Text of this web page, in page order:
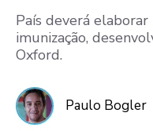
País deverá
imunização,
Oxford.
Paulo Bogler